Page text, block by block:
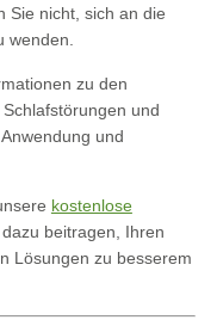
Sie nicht, sich an die
wenden.
zu den
und
und
kostenlose
beitragen, Ihren
Lösungen zu besserem